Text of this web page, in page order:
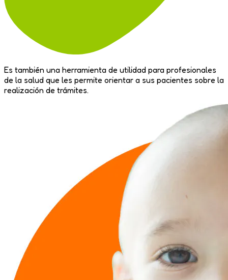
Es también una herramienta de utilidad para profesionales
de la salud que les permite orientar a sus pacientes sobre la
realización de trámites.